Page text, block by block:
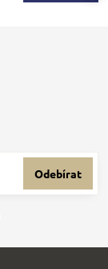
Odebírat